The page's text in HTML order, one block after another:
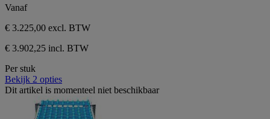
Vanaf
€ 3.225,00 excl. BTW
€ 3.902,25 incl. BTW
Per stuk
Bekijk 2 opties
Dit artikel is momenteel niet beschikbaar